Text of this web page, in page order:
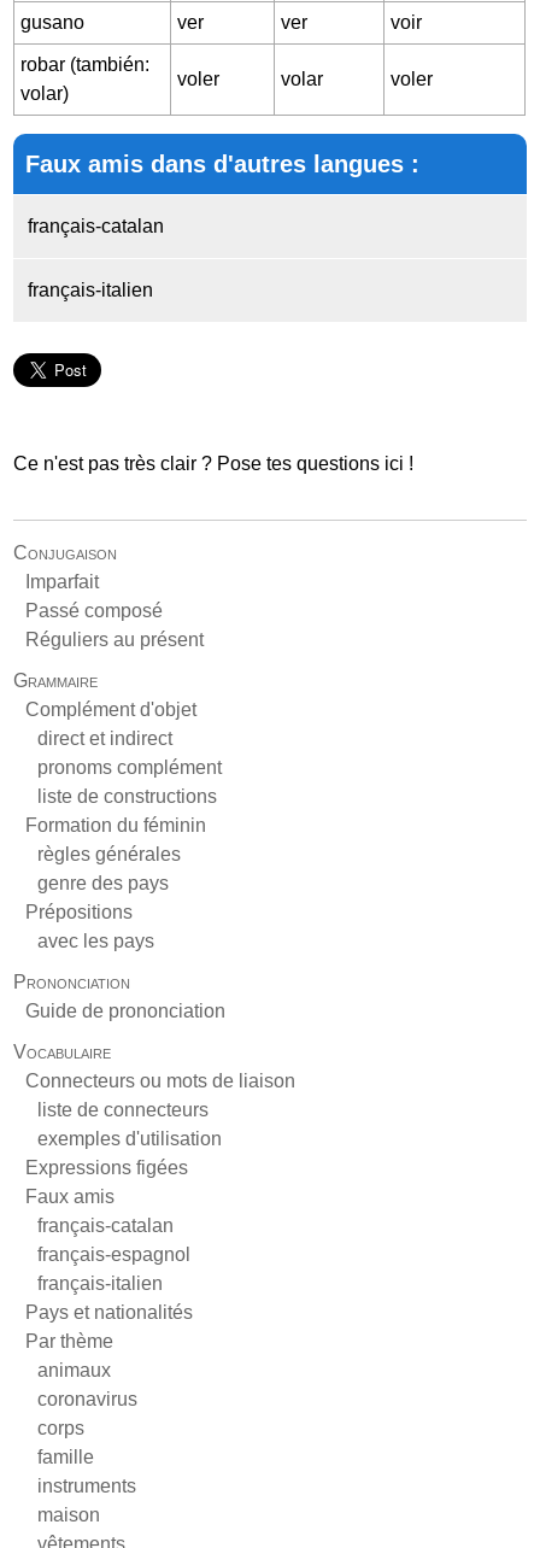
gusano ver ver voir
robar (también:
volar)
voler volar voler
Faux amis dans d'autres langues :
français-catalan
français-italien
Ce n'est pas très clair ? Pose tes questions ici !
Conjugaison
Imparfait
Passé composé
Réguliers au présent
Grammaire
Complément d'objet
direct et indirect
pronoms complément
liste de constructions
Formation du féminin
règles générales
genre des pays
Prépositions
avec les pays
Prononciation
Guide de prononciation
Vocabulaire
Connecteurs ou mots de liaison
liste de connecteurs
exemples d'utilisation
Expressions figées
Faux amis
français-catalan
français-espagnol
français-italien
Pays et nationalités
Par thème
animaux
coronavirus
corps
famille
instruments
maison
vêtements